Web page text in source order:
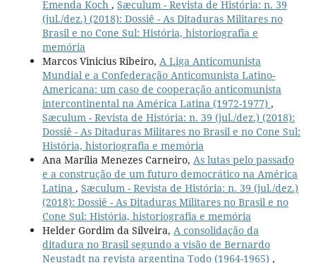
Emenda Koch , Sæculum - Revista de História: n. 39
(jul./dez.) (2018): Dossiê - As Ditaduras Militares no
Brasil e no Cone Sul: História, historiografia e
memória
Marcos Vinicius Ribeiro, A Liga Anticomunista
Mundial e a Confederação Anticomunista Latino-
Americana: um caso de cooperação anticomunista
intercontinental na América Latina (1972-1977) ,
Sæculum - Revista de História: n. 39 (jul./dez.) (2018):
Dossiê - As Ditaduras Militares no Brasil e no Cone Sul:
História, historiografia e memória
Ana Marília Menezes Carneiro, As lutas pelo passado
e a construção de um futuro democrático na América
Latina , Sæculum - Revista de História: n. 39 (jul./dez.)
(2018): Dossiê - As Ditaduras Militares no Brasil e no
Cone Sul: História, historiografia e memória
Helder Gordim da Silveira, A consolidação da
ditadura no Brasil segundo a visão de Bernardo
Neustadt na revista argentina Todo (1964-1965) ,